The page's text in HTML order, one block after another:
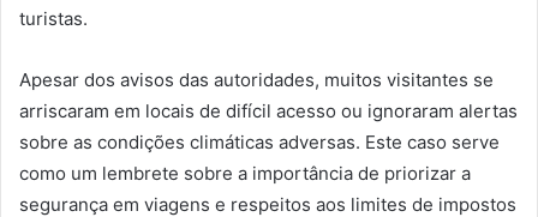
turistas.
Apesar dos avisos das autoridades, muitos visitantes se
arriscaram em locais de difícil acesso ou ignoraram alertas
sobre as condições climáticas adversas. Este caso serve
como um lembrete sobre a importância de priorizar a
segurança em viagens e respeitos aos limites de impostos